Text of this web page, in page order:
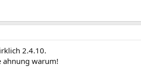
2.4.10.
ahnung warum!